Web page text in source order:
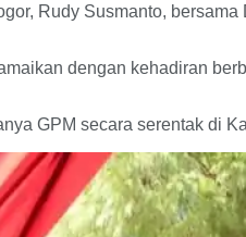
Rudy Susmanto,
dengan kehadiran
GPM secara serentak di